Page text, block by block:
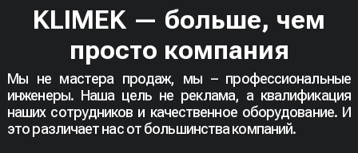
KLIMEK — больше, чем
просто компания
Мы не мастера продаж, мы – профессиональные
инженеры. Наша цель не реклама, а квалификация
наших сотрудников и качественное оборудование. И
это различает нас от большинства компаний.